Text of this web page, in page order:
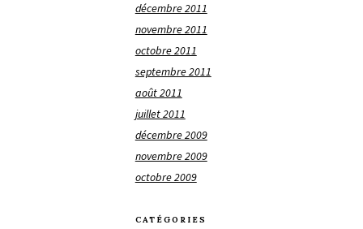
décembre 2011
novembre 2011
octobre 2011
septembre 2011
août 2011
juillet 2011
décembre 2009
novembre 2009
octobre 2009
CATÉGORIES